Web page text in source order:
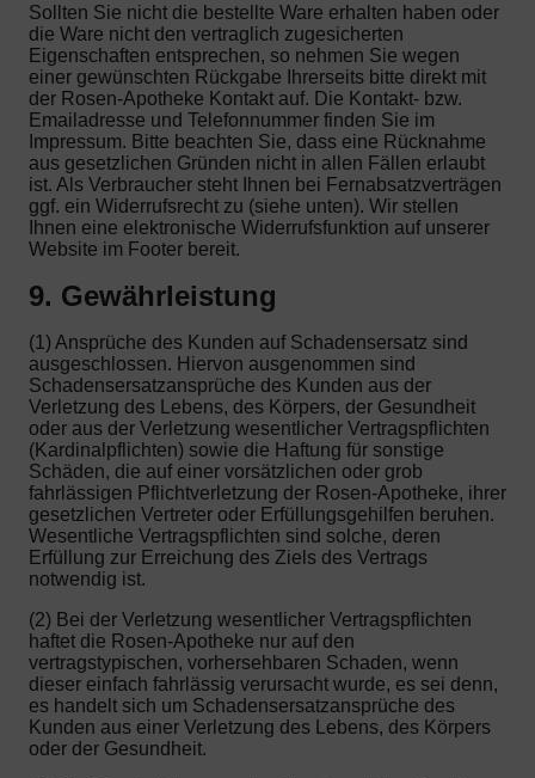
Sollten Sie nicht die bestellte Ware erhalten haben oder
die Ware nicht den vertraglich zugesicherten
Eigenschaften entsprechen, so nehmen Sie wegen
einer gewünschten Rückgabe Ihrerseits bitte direkt mit
der Rosen-Apotheke Kontakt auf. Die Kontakt- bzw.
Emailadresse und Telefonnummer finden Sie im
Impressum. Bitte beachten Sie, dass eine Rücknahme
aus gesetzlichen Gründen nicht in allen Fällen erlaubt
ist. Als Verbraucher steht Ihnen bei Fernabsatzverträgen
ggf. ein Widerrufsrecht zu (siehe unten). Wir stellen
Ihnen eine elektronische Widerrufsfunktion auf unserer
Website im Footer bereit.
9. Gewährleistung
(1) Ansprüche des Kunden auf Schadensersatz sind
ausgeschlossen. Hiervon ausgenommen sind
Schadensersatzansprüche des Kunden aus der
Verletzung des Lebens, des Körpers, der Gesundheit
oder aus der Verletzung wesentlicher Vertragspflichten
(Kardinalpflichten) sowie die Haftung für sonstige
Schäden, die auf einer vorsätzlichen oder grob
fahrlässigen Pflichtverletzung der Rosen-Apotheke, ihrer
gesetzlichen Vertreter oder Erfüllungsgehilfen beruhen.
Wesentliche Vertragspflichten sind solche, deren
Erfüllung zur Erreichung des Ziels des Vertrags
notwendig ist.
(2) Bei der Verletzung wesentlicher Vertragspflichten
haftet die Rosen-Apotheke nur auf den
vertragstypischen, vorhersehbaren Schaden, wenn
dieser einfach fahrlässig verursacht wurde, es sei denn,
es handelt sich um Schadensersatzansprüche des
Kunden aus einer Verletzung des Lebens, des Körpers
oder der Gesundheit.